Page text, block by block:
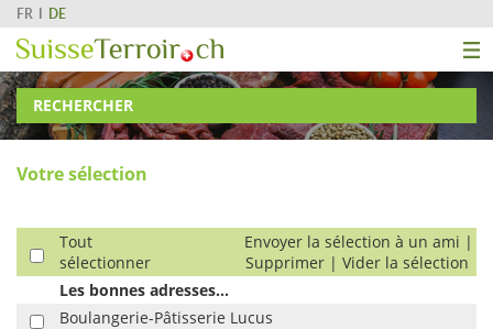
FR DE
RECHERCHER
Votre sélection
Tout
sélectionner
Envoyer la sélection à un ami |
Supprimer | Vider la sélection
Les bonnes adresses...
Boulangerie-Pâtisserie Lucus